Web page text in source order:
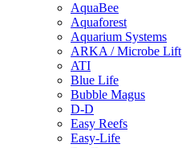
AquaBee
Aquaforest
Aquarium Systems
ARKA / Microbe Lift
ATI
Blue Life
Bubble Magus
D-D
Easy Reefs
Easy-Life